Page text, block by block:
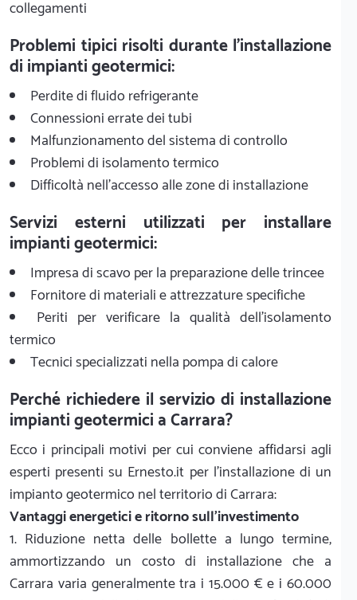
collegamenti
Problemi tipici risolti durante l'installazione
di impianti geotermici:
Perdite di fluido refrigerante
Connessioni errate dei tubi
Malfunzionamento del sistema di controllo
Problemi di isolamento termico
Difficoltà nell'accesso alle zone di installazione
Servizi esterni utilizzati per installare
impianti geotermici:
Impresa di scavo per la preparazione delle trincee
Fornitore di materiali e attrezzature specifiche
Periti per verificare la qualità dell'isolamento
termico
Tecnici specializzati nella pompa di calore
Perché richiedere il servizio di installazione
impianti geotermici a Carrara?
Ecco i principali motivi per cui conviene affidarsi agli
esperti presenti su Ernesto.it per l'installazione di un
impianto geotermico nel territorio di Carrara:
Vantaggi energetici e ritorno sull'investimento
1. Riduzione netta delle bollette a lungo termine,
ammortizzando un costo di installazione che a
Carrara varia generalmente tra i 15.000 € e i 60.000